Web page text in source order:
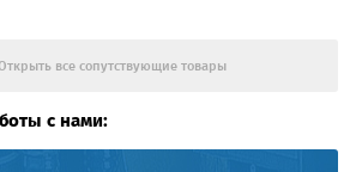
все сопутствующие товары
с нами: